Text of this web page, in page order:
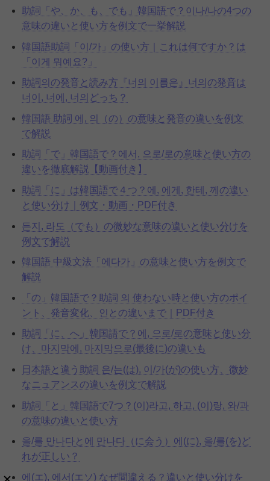
助詞「や、か、も、でも」韓国語で？이나/나の4つの
意味の違いと使い方を例文で一挙解説
韓国語助詞「이/가」の使い方｜これは何ですか？は
「이게 뭐예요?」
助詞의の発音と読み方『너의 이름은』너의の発音は
너이, 너에, 너의どっち？
韓国語 助詞 에, 의（の）の意味と発音の違いを例文
で解説
助詞「で」韓国語で？에서, 으로/로の意味と使い方の
違いを徹底解説【動画付き】
助詞「に」は韓国語で４つ？에, 에게, 한테, 께の違い
と使い分け｜例文・動画・PDF付き
든지, 라도（でも）の微妙な意味の違いと使い分けを
例文で解説
韓国語 中級文法「에다가」の意味と使い方を例文で
解説
「の」韓国語で？助詞 의 使わない時と使い方のポイ
ント、発音変化、인との違いまで｜PDF付き
助詞「に、へ」韓国語で？에, 으로/로の意味と使い分
け、마지막에, 마지막으로(最後に)の違いも
日本語と違う助詞 은/는(は), 이/가(が)の使い方、微妙
なニュアンスの違いを例文で解説
助詞「と」韓国語で7つ？(이)라고, 하고, (이)랑, 와/과
の意味の違いと使い方
을/를 만나다と에 만나다（に会う）에(に), 을/를(を)ど
れが正しい？
에(エ), 에서(エソ) なぜ間違える？違いと使い分けを